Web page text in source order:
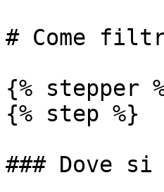
# Come
{% stepper
{% step %}
### Dove